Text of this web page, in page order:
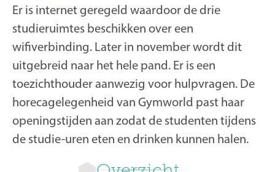
Er is internet geregeld waardoor de drie
studieruimtes beschikken over een
wifiverbinding. Later in november wordt dit
uitgebreid naar het hele pand. Er is een
toezichthouder aanwezig voor hulpvragen. De
horecagelegenheid van Gymworld past haar
openingstijden aan zodat de studenten tijdens
de studie-uren eten en drinken kunnen halen.